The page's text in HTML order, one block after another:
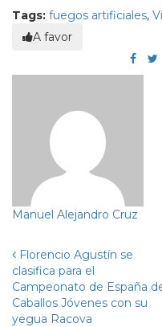
Tags: fuegos artificiales,
A favor
Manuel Alejandro Cruz
Florencio Agustín se
clasifica para el
Campeonato de España
Caballos Jóvenes con su
yegua Racova